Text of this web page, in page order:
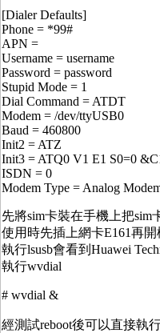
[Dialer Defaults]
Phone = *99#
APN =
Username = username
Password = password
Stupid Mode = 1
Dial Command = ATDT
Modem = /dev/ttyUSB0
Baud = 460800
Init2 = ATZ
Init3 = ATQ0 V1 E1 S0=0
ISDN = 0
Modem Type = Analog
先將sim卡裝在手機上把
使用時先插上網卡E161再開
執行lsusb會看到Huawei
執行wvdial
# wvdial &
經測試reboot後可以直接執